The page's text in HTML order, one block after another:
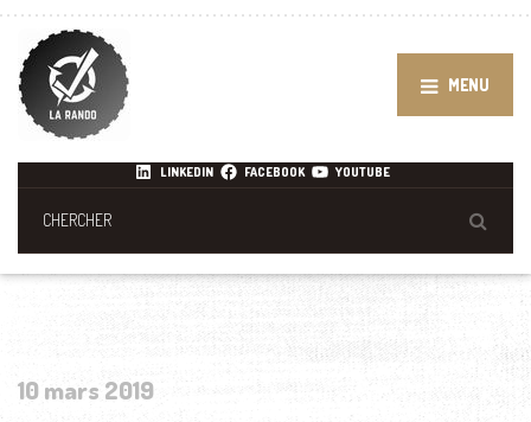
MENU
LINKEDIN FACEBOOK YOUTUBE
10 mars 2019